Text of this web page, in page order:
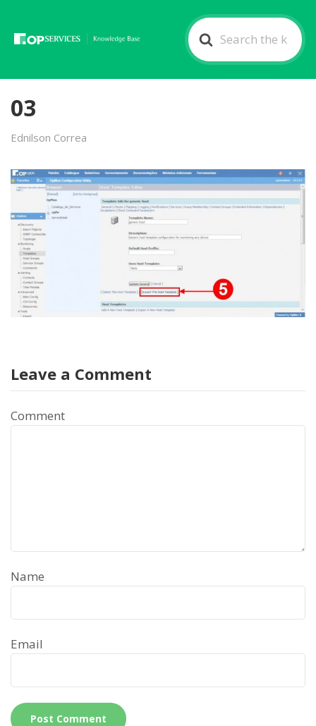
Search
For
03
Ednilson Correa
Leave a Comment
Comment
Name
Email